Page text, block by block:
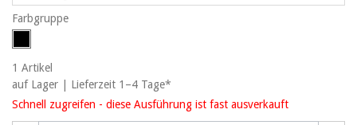
Farbgruppe
1 Artikel
auf Lager | Lieferzeit 1–4 Tage*
Schnell zugreifen - diese Ausführung ist fast ausverkauft